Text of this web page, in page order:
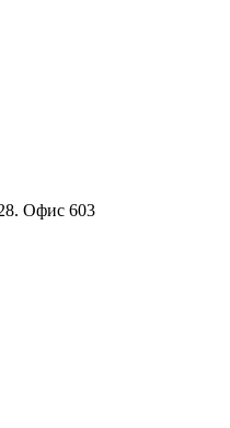
Офис 603